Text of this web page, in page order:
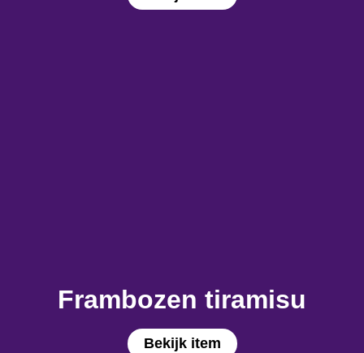
Bekijk item
Frambozen tiramisu